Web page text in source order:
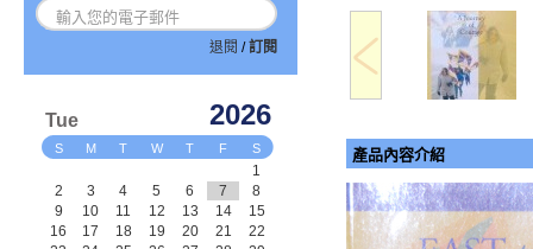
退閱 /訂閱
Tue 2026
S M T W T F S
1
2
3 4 5 6 7
8
9
10 11 12 13 14
15
16
17 18 19 20 21
22
產品內容介紹